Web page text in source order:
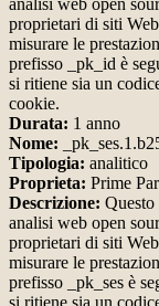
analisi web open
proprietari di siti
misurare le
prefisso _pk_id è
si ritiene sia un
cookie.
Durata: 1 anno
Nome:
Tipologia: analitico
Proprieta: Prime
Descrizione: Questo
analisi web open
proprietari di siti
misurare le
prefisso _pk_ses è
si ritiene sia un